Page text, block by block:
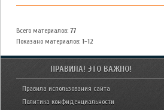
Всего материалов: 77
Показано материалов: 1-12
ПРАВИЛА! ЭТО ВАЖНО!
Правила использования сайта
Политика конфиденциальности